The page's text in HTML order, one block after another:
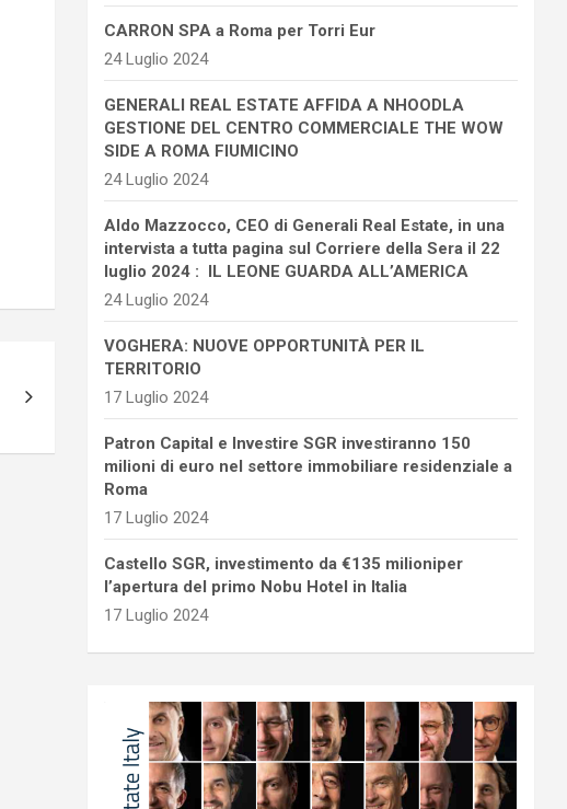
CARRON SPA a Roma per Torri Eur
24 Luglio 2024
GENERALI REAL ESTATE AFFIDA A NHOODLA
GESTIONE DEL CENTRO COMMERCIALE THE WOW
SIDE A ROMA FIUMICINO
24 Luglio 2024
Aldo Mazzocco, CEO di Generali Real Estate, in una
intervista a tutta pagina sul Corriere della Sera il 22
luglio 2024 : IL LEONE GUARDA ALL’AMERICA
24 Luglio 2024
VOGHERA: NUOVE OPPORTUNITÀ PER IL
TERRITORIO
17 Luglio 2024
Patron Capital e Investire SGR investiranno 150
milioni di euro nel settore immobiliare residenziale a
Roma
17 Luglio 2024
Castello SGR, investimento da €135 milioniper
l’apertura del primo Nobu Hotel in Italia
17 Luglio 2024